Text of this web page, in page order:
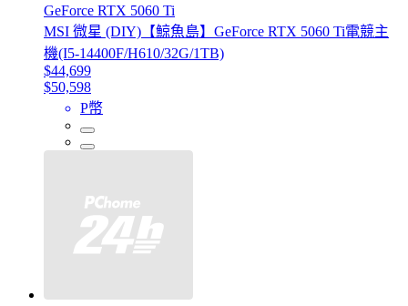
GeForce RTX 5060 Ti
MSI 微星 (DIY)【鯨魚島】GeForce RTX 5060 Ti電競主
機(I5-14400F/H610/32G/1TB)
$44,699
$50,598
P幣